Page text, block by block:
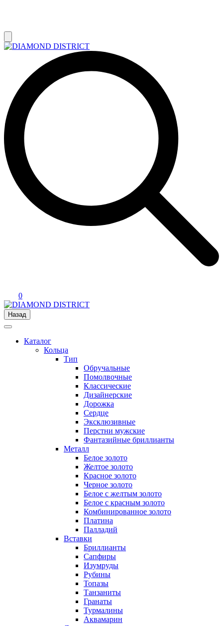
0
Назад
Каталог
Кольца
Тип
Обручальные
Помолвочные
Классические
Дизайнерские
Дорожка
Сердце
Эксклюзивные
Перстни мужские
Фантазийные бриллианты
Металл
Белое золото
Желтое золото
Красное золото
Черное золото
Белое с желтым золото
Белое с красным золото
Комбинированное золото
Платина
Палладий
Вставки
Бриллианты
Сапфиры
Изумруды
Рубины
Топазы
Танзаниты
Гранаты
Турмалины
Аквамарин